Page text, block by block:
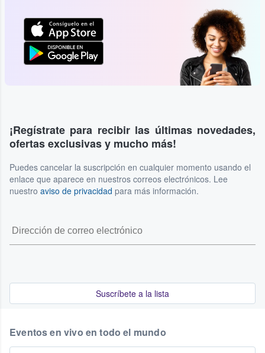
¡Regístrate para recibir las últimas novedades,
ofertas exclusivas y mucho más!
Puedes cancelar la suscripción en cualquier momento usando el
enlace que aparece en nuestros correos electrónicos. Lee
nuestro aviso de privacidad para más información.
Suscríbete a la lista
Eventos en vivo en todo el mundo